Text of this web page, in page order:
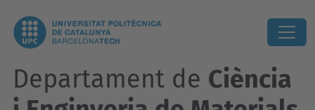
Departament de Ciència